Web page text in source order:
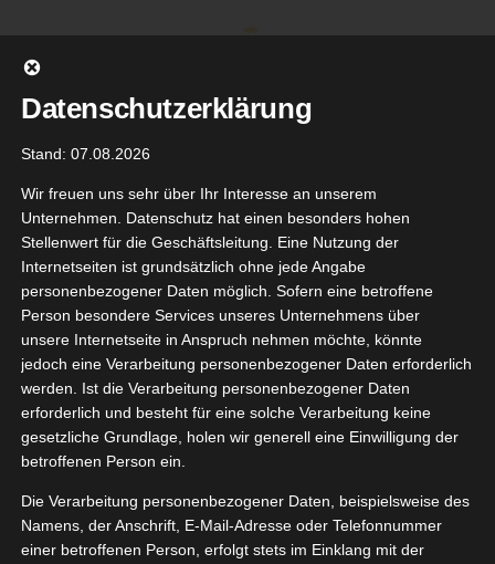
springen
Gehe zu ...
Datenschutzerklärung
Stand: 07.08.2026
Wir freuen uns sehr über Ihr Interesse an unserem
Unternehmen. Datenschutz hat einen besonders hohen
Stellenwert für die Geschäftsleitung. Eine Nutzung der
Internetseiten ist grundsätzlich ohne jede Angabe
personenbezogener Daten möglich. Sofern eine betroffene
Person besondere Services unseres Unternehmens über
unsere Internetseite in Anspruch nehmen möchte, könnte
jedoch eine Verarbeitung personenbezogener Daten erforderlich
werden. Ist die Verarbeitung personenbezogener Daten
erforderlich und besteht für eine solche Verarbeitung keine
gesetzliche Grundlage, holen wir generell eine Einwilligung der
betroffenen Person ein.
Die Verarbeitung personenbezogener Daten, beispielsweise des
Namens, der Anschrift, E-Mail-Adresse oder Telefonnummer
einer betroffenen Person, erfolgt stets im Einklang mit der